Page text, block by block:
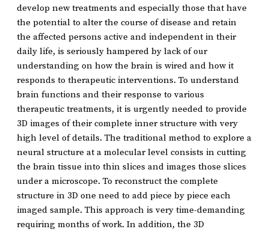
develop new treatments and especially those that have
the potential to alter the course of disease and retain
the affected persons active and independent in their
daily life, is seriously hampered by lack of our
understanding on how the brain is wired and how it
responds to therapeutic interventions. To understand
brain functions and their response to various
therapeutic treatments, it is urgently needed to provide
3D images of their complete inner structure with very
high level of details. The traditional method to explore a
neural structure at a molecular level consists in cutting
the brain tissue into thin slices and images those slices
under a microscope. To reconstruct the complete
structure in 3D one need to add piece by piece each
imaged sample. This approach is very time-demanding
requiring months of work. In addition, the 3D